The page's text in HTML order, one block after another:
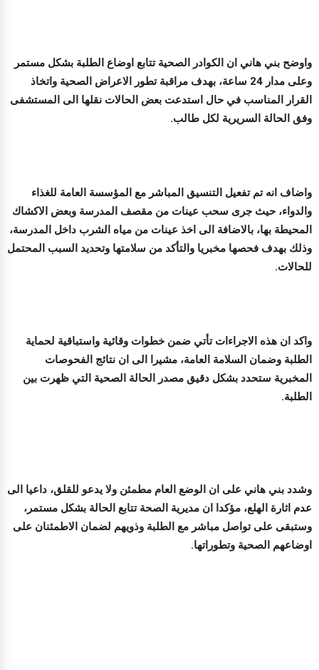
واوضح بني هاني ان الكوادر الصحية تتابع اوضاع الطلبة بشكل مستمر
وعلى مدار 24 ساعة، بهدف مراقبة تطور الاعراض الصحية واتخاذ
القرار المناسب في حال استدعت بعض الحالات نقلها الى المستشفى
وفق الحالة السريرية لكل طالب.
واضاف انه تم تفعيل التنسيق المباشر مع المؤسسة العامة للغذاء
والدواء، حيث جرى سحب عينات من مقصف المدرسة وبعض الاكشاك
المحيطة بها، بالاضافة الى اخذ عينات من مياه الشرب داخل المدرسة،
وذلك بهدف فحصها مخبريا والتأكد من سلامتها وتحديد السبب المحتمل
للحالات.
واكد ان هذه الاجراءات تأتي ضمن خطوات وقائية واستباقية لحماية
الطلبة وضمان السلامة العامة، مشيرا الى ان نتائج الفحوصات
المخبرية ستحدد بشكل دقيق مصدر الحالة الصحية التي ظهرت بين
الطلبة.
وشدد بني هاني على ان الوضع العام مطمئن ولا يدعو للقلق، داعيا الى
عدم اثارة الهلع، مؤكدا ان مديرية الصحة تتابع الحالة بشكل مستمر،
وستبقى على تواصل مباشر مع الطلبة وذويهم لضمان الاطمئنان على
اوضاعهم الصحية وتطوراتها.